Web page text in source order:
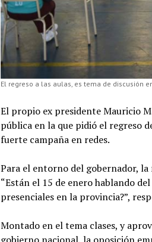
El regreso a las aulas, es tema de discusión
El propio ex presidente Mauricio
pública en la que pidió el regreso
fuerte campaña en redes.
Para el entorno del gobernador, la
“Están el 15 de enero hablando
presenciales en la provincia?”,
Montado en el tema clases, y
gobierno nacional, la oposición